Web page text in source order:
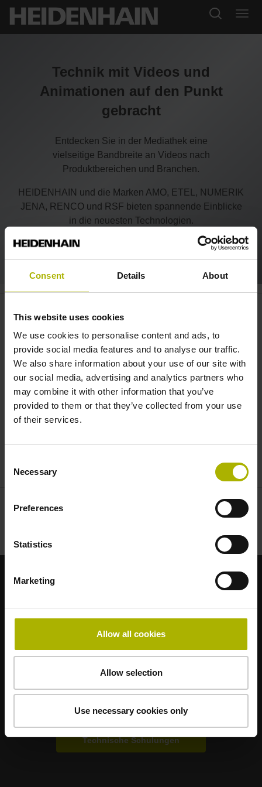
Consent Details About
This website uses cookies
We use cookies to personalise content and ads, to
provide social media features and to analyse our traffic.
We also share information about your use of our site with
our social media, advertising and analytics partners who
may combine it with other information that you’ve
provided to them or that they’ve collected from your use
of their services.
Selection
Necessary
Preferences
Statistics
Marketing
Allow all cookies
Allow selection
Use necessary cookies only
Technik mit Videos und
Animationen auf den Punkt
gebracht
Entdecken Sie in der Mediathek eine
vielseitige Bandbreite an Videos nach
Produktbereichen und Branchen.
HEIDENHAIN und die Marken AMO, ETEL, NUMERIK
JENA, RENCO und RSF bieten spannende Einblicke
in die neuesten Technologien.
Längen messen | NUMERIK JENA
Anwenderportale
TNC Club
Technische Schulungen